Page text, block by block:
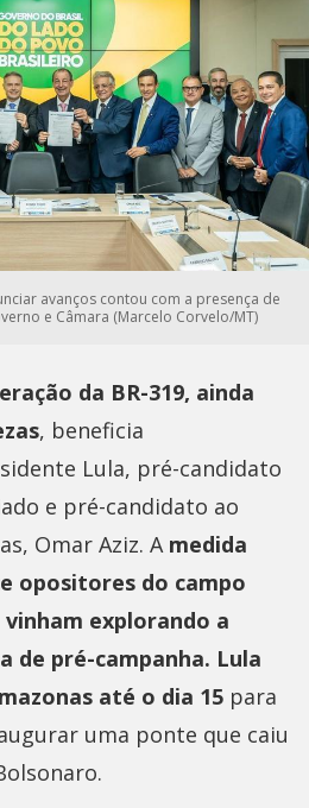
avanços contou com a presença de
e Câmara (Marcelo Corvelo/MT)
da BR-319, ainda
, beneficia
Lula, pré-candidato
e pré-candidato ao
Omar Aziz. A medida
opositores do campo
explorando a
de pré-campanha. Lula
até o dia 15 para
uma ponte que caiu